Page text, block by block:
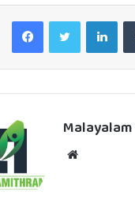
FacebookTwitter
Malayalam